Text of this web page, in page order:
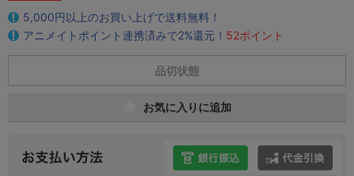
5,000円以上のお買い上げで送料無料！
アニメイトポイント連携済みで2%還元！ 52ポイント
品切状態
お気に入りに追加